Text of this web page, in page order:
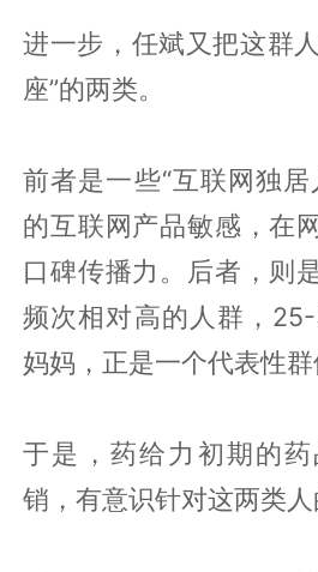
进一步，任斌又把这群
座”的两类。
前者是一些“互联网独
的互联网产品敏感，在
口碑传播力。后者，则
频次相对高的人群，
妈妈，正是一个代表性群
于是，药给力初期的
销，有意识针对这两类人